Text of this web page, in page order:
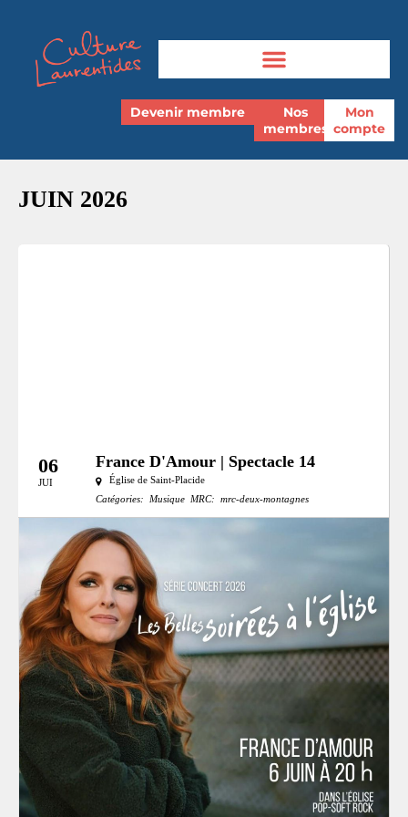
Devenir membre
Nos
membres
Mon
compte
JUIN 2026
06
JUI
France D'Amour | Spectacle 14
Église de Saint-Placide
Catégories:
Musique MRC: mrc-deux-montagnes